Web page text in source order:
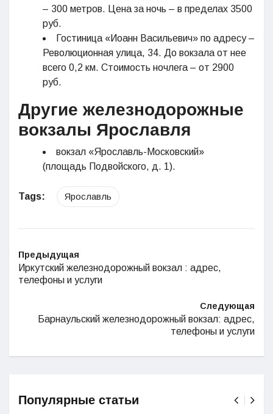
– 300 метров. Цена за ночь – в пределах 3500
руб.
Гостиница «Иоанн Васильевич» по адресу –
Революционная улица, 34. До вокзала от нее
всего 0,2 км. Стоимость ночлега – от 2900
руб.
Другие железнодорожные
вокзалы Ярославля
вокзал «Ярославль-Московский»
(площадь Подвойского, д. 1).
Tags: Ярославль
Предыдущая
Иркутский железнодорожный вокзал : адрес,
телефоны и услуги
Следующая
Барнаульский железнодорожный вокзал: адрес,
телефоны и услуги
Популярные статьи